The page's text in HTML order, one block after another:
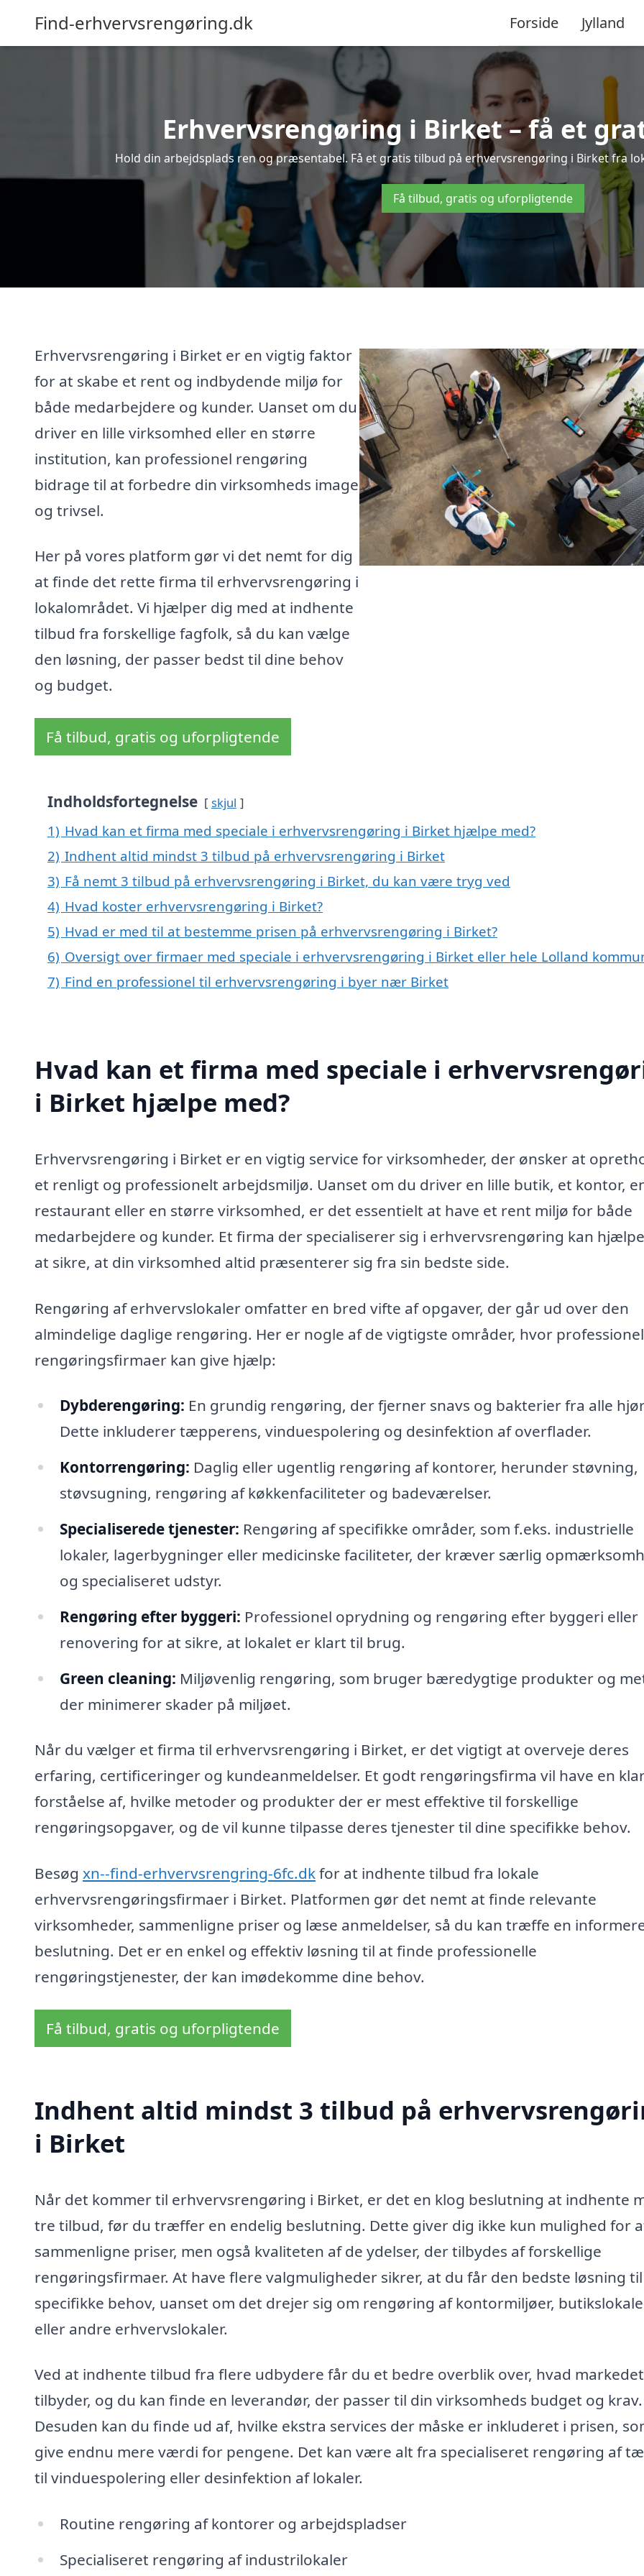
Find-erhvervsrengøring.dk Forside Jylland
Erhvervsrengøring i Birket – få et
Hold din arbejdsplads ren og præsentabel. Få et gratis tilbud på erhvervsrengøring i Birket fra
Få tilbud, gratis og uforpligtende
Erhvervsrengøring i Birket er en vigtig faktor
for at skabe et rent og indbydende miljø for
både medarbejdere og kunder. Uanset om du
driver en lille virksomhed eller en større
institution, kan professionel rengøring
bidrage til at forbedre din virksomheds image
og trivsel.
Her på vores platform gør vi det nemt for dig
at finde det rette firma til erhvervsrengøring i
lokalområdet. Vi hjælper dig med at indhente
tilbud fra forskellige fagfolk, så du kan vælge
den løsning, der passer bedst til dine behov
og budget.
Få tilbud, gratis og uforpligtende
Indholdsfortegnelse skjul
1) Hvad kan et firma med speciale i erhvervsrengøring i Birket hjælpe med?
2) Indhent altid mindst 3 tilbud på erhvervsrengøring i Birket
3) Få nemt 3 tilbud på erhvervsrengøring i Birket, du kan være tryg ved
4) Hvad koster erhvervsrengøring i Birket?
5) Hvad er med til at bestemme prisen på erhvervsrengøring i Birket?
6) Oversigt over firmaer med speciale i erhvervsrengøring i Birket eller hele Lolland
7) Find en professionel til erhvervsrengøring i byer nær Birket
Hvad kan et firma med speciale i
i Birket hjælpe med?
Erhvervsrengøring i Birket er en vigtig service for virksomheder, der ønsker at
et renligt og professionelt arbejdsmiljø. Uanset om du driver en lille butik, et kontor,
restaurant eller en større virksomhed, er det essentielt at have et rent miljø for både
medarbejdere og kunder. Et firma der specialiserer sig i erhvervsrengøring kan
at sikre, at din virksomhed altid præsenterer sig fra sin bedste side.
Rengøring af erhvervslokaler omfatter en bred vifte af opgaver, der går ud over den
almindelige daglige rengøring. Her er nogle af de vigtigste områder, hvor
rengøringsfirmaer kan give hjælp:
Dybderengøring: En grundig rengøring, der fjerner snavs og bakterier fra alle
Dette inkluderer tæpperens, vinduespolering og desinfektion af overflader.
Kontorrengøring: Daglig eller ugentlig rengøring af kontorer, herunder støvning,
støvsugning, rengøring af køkkenfaciliteter og badeværelser.
Specialiserede tjenester: Rengøring af specifikke områder, som f.eks. industrielle
lokaler, lagerbygninger eller medicinske faciliteter, der kræver særlig
og specialiseret udstyr.
Rengøring efter byggeri: Professionel oprydning og rengøring efter byggeri eller
renovering for at sikre, at lokalet er klart til brug.
Green cleaning: Miljøvenlig rengøring, som bruger bæredygtige produkter og
der minimerer skader på miljøet.
Når du vælger et firma til erhvervsrengøring i Birket, er det vigtigt at overveje deres
erfaring, certificeringer og kundeanmeldelser. Et godt rengøringsfirma vil have en
forståelse af, hvilke metoder og produkter der er mest effektive til forskellige
rengøringsopgaver, og de vil kunne tilpasse deres tjenester til dine specifikke behov.
Besøg xn--find-erhvervsrengring-6fc.dkfor at indhente tilbud fra lokale
erhvervsrengøringsfirmaer i Birket. Platformen gør det nemt at finde relevante
virksomheder, sammenligne priser og læse anmeldelser, så du kan træffe en
beslutning. Det er en enkel og effektiv løsning til at finde professionelle
rengøringstjenester, der kan imødekomme dine behov.
Få tilbud, gratis og uforpligtende
Indhent altid mindst 3 tilbud på
i Birket
Når det kommer til erhvervsrengøring i Birket, er det en klog beslutning at indhente
tre tilbud, før du træffer en endelig beslutning. Dette giver dig ikke kun mulighed for
sammenligne priser, men også kvaliteten af de ydelser, der tilbydes af forskellige
rengøringsfirmaer. At have flere valgmuligheder sikrer, at du får den bedste løsning
specifikke behov, uanset om det drejer sig om rengøring af kontormiljøer,
eller andre erhvervslokaler.
Ved at indhente tilbud fra flere udbydere får du et bedre overblik over, hvad markedet
tilbyder, og du kan finde en leverandør, der passer til din virksomheds budget og krav.
Desuden kan du finde ud af, hvilke ekstra services der måske er inkluderet i prisen,
give endnu mere værdi for pengene. Det kan være alt fra specialiseret rengøring af
til vinduespolering eller desinfektion af lokaler.
Routine rengøring af kontorer og arbejdspladser
Specialiseret rengøring af industrilokaler